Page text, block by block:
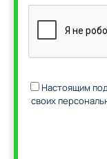
Настоящим
своих